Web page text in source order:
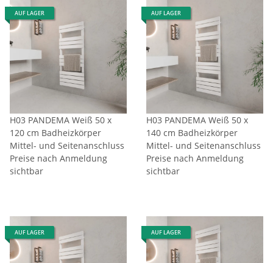
AUF LAGER
H03 PANDEMA Weiß 50 x
120 cm Badheizkörper
Mittel- und Seitenanschluss
Preise nach Anmeldung
sichtbar
AUF LAGER
H03 PANDEMA Weiß 50 x
140 cm Badheizkörper
Mittel- und Seitenanschluss
Preise nach Anmeldung
sichtbar
AUF LAGER AUF LAGER